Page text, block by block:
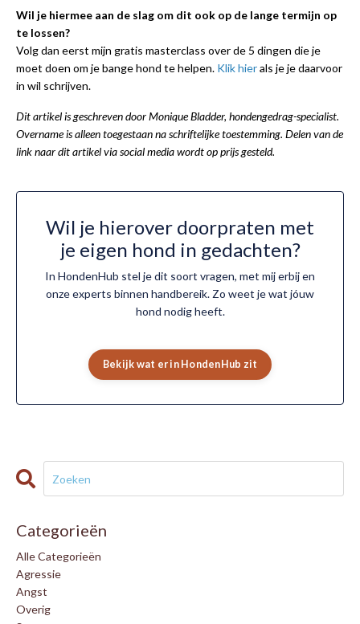
Wil je hiermee aan de slag om dit ook op de lange termijn op
te lossen?
Volg dan eerst mijn gratis masterclass over de 5 dingen die je
moet doen om je bange hond te helpen. Klik hierals je je daarvoor
in wil schrijven.
Dit artikel is geschreven door Monique Bladder, hondengedrag-specialist.
Overname is alleen toegestaan na schriftelijke toestemming. Delen van de
link naar dit artikel via social media wordt op prijs gesteld.
Wil je hierover doorpraten met
je eigen hond in gedachten?
In HondenHub stel je dit soort vragen, met mij erbij en
onze experts binnen handbereik. Zo weet je wat jóuw
hond nodig heeft.
Bekijk wat er in HondenHub zit
Categorieën
Alle Categorieën
Agressie
Angst
Overig